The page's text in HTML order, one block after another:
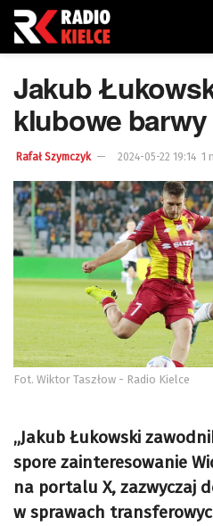
Jakub
klubowe barwy
Rafał Szymczyk 2024-05-22 19:14 1
Fot. Wiktor Taszłow - Radio Kielce
„Jakub Łukowski
spore zainteresowanie
na portalu X, zazwyczaj
w sprawach